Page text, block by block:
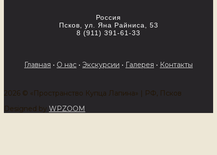
Россия
Псков, ул. Яна Райниса, 53
8 (911) 391-61-33
Главная • О нас • Экскурсии • Галерея • Контакты
2026 © «Пространство Купца Лапина» | РФ, Псков
Designed by WPZOOM